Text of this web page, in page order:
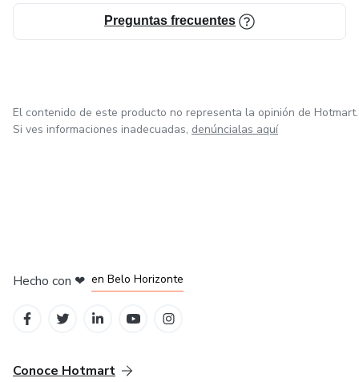
Para quem é PJC?
Estudantes que procuram reforço escolar ou preparação
Profissionais que desejam desenvolver novas
competências.
Preguntas frecuentes
El contenido de este producto no representa la opinión de Hotmart.
Si ves informaciones inadecuadas, denúncialas aquí
Hecho con ❤ en Belo Horizonte
Conoce Hotmart